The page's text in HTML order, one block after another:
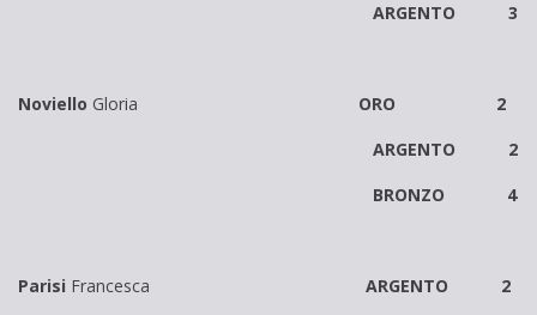
ARGENTO 3
Noviello Gloria ORO 2
ARGENTO 2
BRONZO 4
Parisi Francesca ARGENTO 2